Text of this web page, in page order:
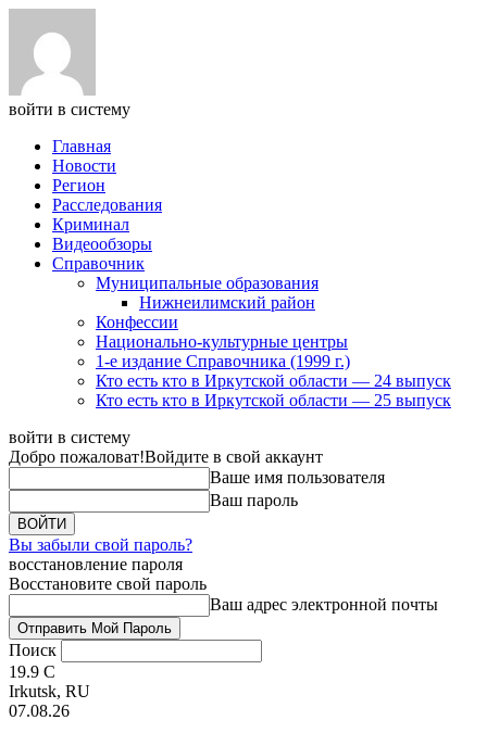
войти в систему
Главная
Новости
Регион
Расследования
Криминал
Видеообзоры
Справочник
Муниципальные образования
Нижнеилимский район
Конфессии
Национально-культурные центры
1-е издание Справочника (1999 г.)
Кто есть кто в Иркутской области — 24 выпуск
Кто есть кто в Иркутской области — 25 выпуск
войти в систему
Добро пожаловат!Войдите в свой аккаунт
Ваше имя пользователя
Ваш пароль
Вы забыли свой пароль?
восстановление пароля
Восстановите свой пароль
Ваш адрес электронной почты
Поиск
19.9 C
Irkutsk, RU
07.08.26